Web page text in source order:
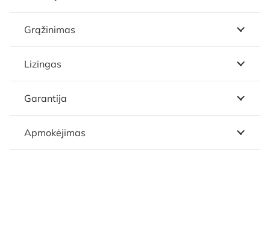
Grąžinimas
Lizingas
Garantija
Apmokėjimas